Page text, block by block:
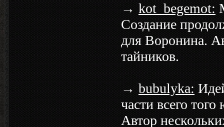
→ kot_begemot:
Создание
для Воронина.
тайников.
→ bubulyka:
части всего
Автор